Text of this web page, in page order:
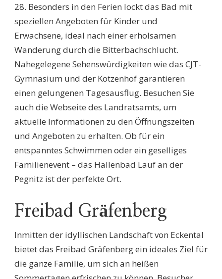
28. Besonders in den Ferien lockt das Bad mit
speziellen Angeboten für Kinder und
Erwachsene, ideal nach einer erholsamen
Wanderung durch die Bitterbachschlucht.
Nahegelegene Sehenswürdigkeiten wie das CJT-
Gymnasium und der Kotzenhof garantieren
einen gelungenen Tagesausflug. Besuchen Sie
auch die Webseite des Landratsamts, um
aktuelle Informationen zu den Öffnungszeiten
und Angeboten zu erhalten. Ob für ein
entspanntes Schwimmen oder ein geselliges
Familienevent – das Hallenbad Lauf an der
Pegnitz ist der perfekte Ort.
Freibad Gräfenberg
Inmitten der idyllischen Landschaft von Eckental
bietet das Freibad Gräfenberg ein ideales Ziel für
die ganze Familie, um sich an heißen